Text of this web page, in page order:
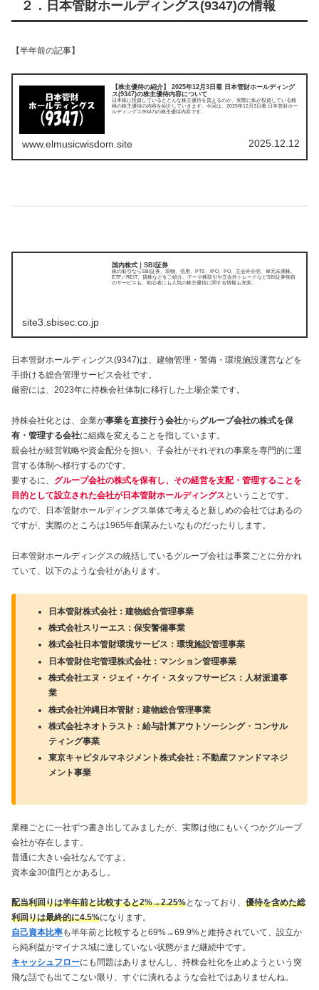
２．日本管財ホールディングス(9347)の情報
【半年前の記事】
【株主優待の紹介】 2025年12月3日着 日本管財ホールディング
ス(9347)の株主優待内容について
日本株に投資しているとどんな株主優待を貰えるのか、実際に私が投資している銘
柄の株主優待の内容を紹介していきます。今回は、2025年12月3日着 日本管財ホー
ルディングス(9347)の株主優待内容です。
www.elmusicwisdom.site 2025.12.12
国内株式｜SBI証券
株の取引ならSBI証券。現物、信用、PTS、IPO、PO、立会外分売、単元未満株、
ETF／REIT、貸株などをご紹介。テーマ株取引や立会外トレードなどSBI証券独自
のサービスも。初心者にも人気の株主優待に関する情報も充実。
site3.sbisec.co.jp
日本管財ホールディングス(9347)は、建物管理・警備・環境施設運営などを
手掛ける総合管理サービス会社です。
厳密には、2023年に持株会社体制に移行した上場企業です。
持株会社化とは、企業が事業を直接行う会社から グループ会社の株式を保
有・管理する会社に組織を変えることを指しています。
親会社が経営戦略や資金配分を担い、子会社がそれぞれの事業を専門的に運
営する体制へ移行するのです。
要するに、 グループ会社の株式を保有し、その経営を支配・管理することを
目的として設立された会社が日本管財ホールディングス ということです。
なので、日本管財ホールディングス単体で考えると新しめの会社ではあるの
ですが、実際のところは1965年創業みたいなものだったりします。
日本管財ホールディングスの統括しているグループ会社は事業ごとに分かれ
ていて、以下のような会社があります。
日本管財株式会社：建物総合管理事業
株式会社スリーエス：保安警備事業
株式会社日本管財環境サービス：環境施設管理事業
日本管財住宅管理株式会社：マンション管理事業
株式会社エヌ・ジェイ・ケイ・スタッフサービス：人材派遣事
業
株式会社沖縄日本管財：建物総合管理事業
株式会社ネオトラスト：給与計算アウトソーシング・コンサル
ティング事業
東京キャピタルマネジメント株式会社：不動産ファンドマネジ
メント事業
業種ごとに一社ずつ書き出してみましたが、実際は他にもいくつかグループ
会社が存在します。
普通に大きい会社なんですよ。
資本金30億円とかあるし。
配当利回りは半年前と比較すると2%→2.25%となっており、 優待を含めた総
利回りは最終的に4.5%になります。
自己資本比率も半年前と比較すると69%→69.9%と維持されていて、設立か
ら純利益がマイナス域に達していない状態がまだ継続中です。
キャッシュフローにも問題はありませんし、持株会社化を止めようという突
飛な話でも出てこない限り、すぐに潰れるような会社ではありませんね。